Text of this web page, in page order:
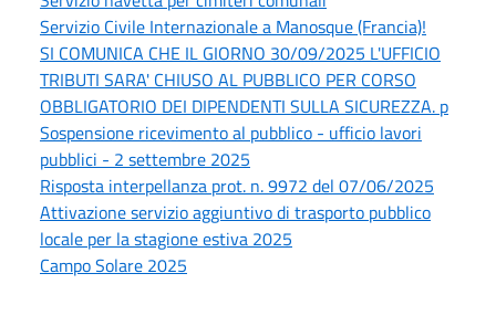
Servizio Civile Internazionale a Manosque (Francia)!
SI COMUNICA CHE IL GIORNO 30/09/2025 L'UFFICIO
TRIBUTI SARA' CHIUSO AL PUBBLICO PER CORSO
OBBLIGATORIO DEI DIPENDENTI SULLA SICUREZZA. p
Sospensione ricevimento al pubblico - ufficio lavori
pubblici - 2 settembre 2025
Risposta interpellanza prot. n. 9972 del 07/06/2025
Attivazione servizio aggiuntivo di trasporto pubblico
locale per la stagione estiva 2025
Campo Solare 2025